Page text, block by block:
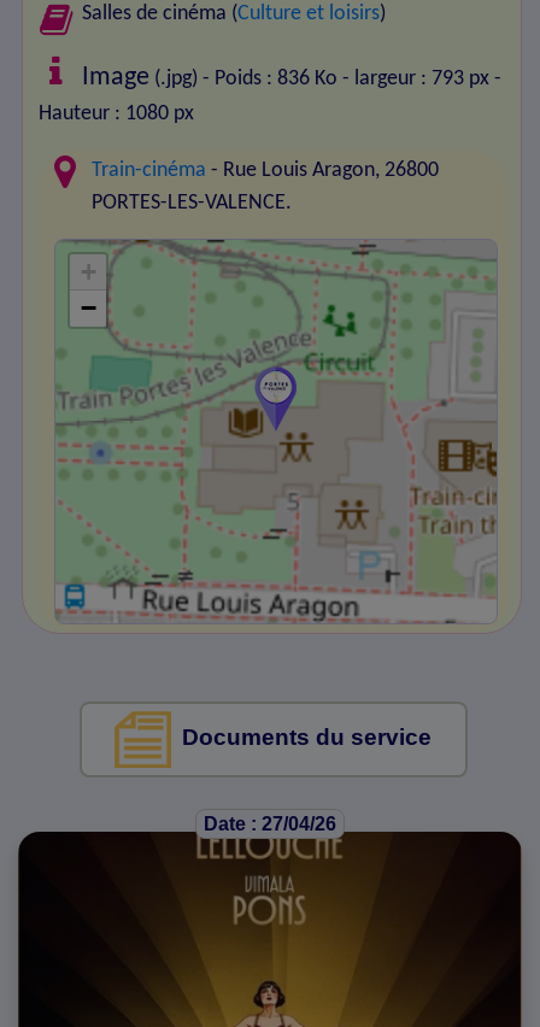
Salles de cinéma (Culture et loisirs)
Image (.jpg) - Poids : 836 Ko - largeur : 793 px -
Hauteur : 1080 px
Train-cinéma - Rue Louis Aragon, 26800
PORTES-LES-VALENCE.
+
−
Documents du service
Date : 27/04/26